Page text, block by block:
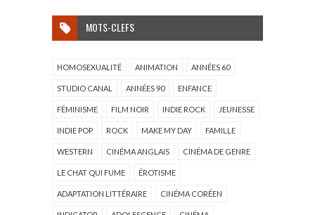
MOTS-CLEFS
HOMOSEXUALITÉ ANIMATION ANNÉES 60
STUDIO CANAL ANNÉES 90 ENFANCE
FÉMINISME FILM NOIR INDIE ROCK JEUNESSE
INDIE POP ROCK MAKE MY DAY FAMILLE
WESTERN CINÉMA ANGLAIS CINÉMA DE GENRE
LE CHAT QUI FUME ÉROTISME
ADAPTATION LITTÉRAIRE CINÉMA CORÉEN